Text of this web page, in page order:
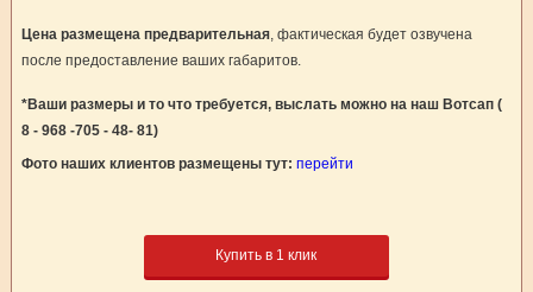
Цена размещена предварительная, фактическая будет озвучена
после предоставление ваших габаритов.
*Ваши размеры и то что требуется, выслать можно на наш Вотсап (
8 - 968 -705 - 48- 81)
Фото наших клиентов размещены тут: перейти
Купить в 1 клик